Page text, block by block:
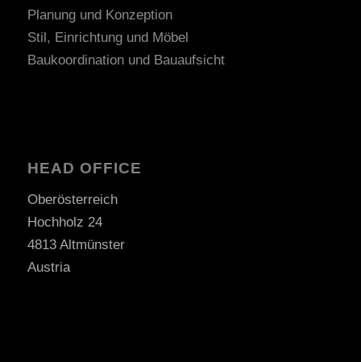
Planung und Konzeption
Stil, Einrichtung und Möbel
Baukoordination und Bauaufsicht
HEAD OFFICE
Oberösterreich
Hochholz 24
4813 Altmünster
Austria